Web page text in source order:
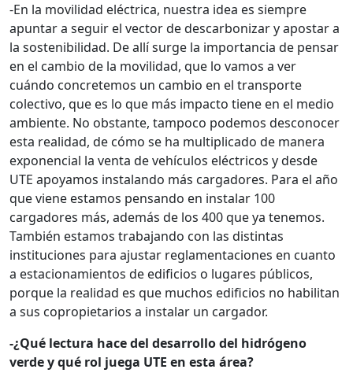
-En la movilidad eléctrica, nuestra idea es siempre
apuntar a seguir el vector de descarbonizar y apostar a
la sostenibilidad. De allí surge la importancia de pensar
en el cambio de la movilidad, que lo vamos a ver
cuándo concretemos un cambio en el transporte
colectivo, que es lo que más impacto tiene en el medio
ambiente. No obstante, tampoco podemos desconocer
esta realidad, de cómo se ha multiplicado de manera
exponencial la venta de vehículos eléctricos y desde
UTE apoyamos instalando más cargadores. Para el año
que viene estamos pensando en instalar 100
cargadores más, además de los 400 que ya tenemos.
También estamos trabajando con las distintas
instituciones para ajustar reglamentaciones en cuanto
a estacionamientos de edificios o lugares públicos,
porque la realidad es que muchos edificios no habilitan
a sus copropietarios a instalar un cargador.
-¿Qué lectura hace del desarrollo del hidrógeno
verde y qué rol juega UTE en esta área?